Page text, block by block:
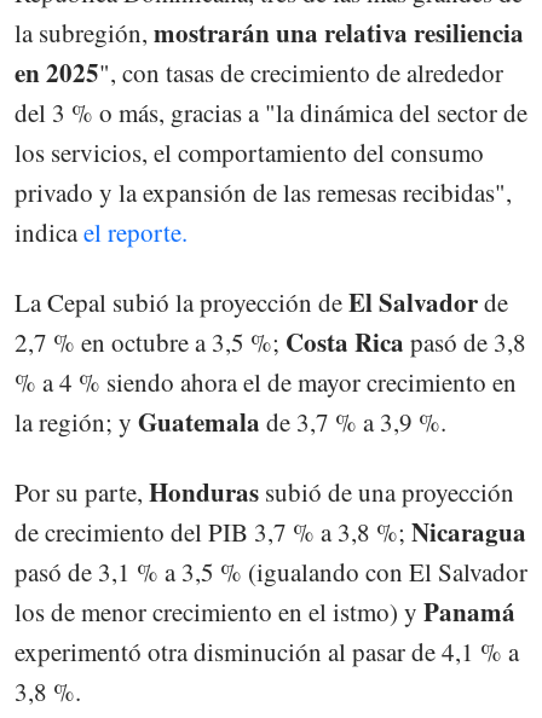
la subregión, mostrarán una relativa resiliencia
en 2025", con tasas de crecimiento de alrededor
del 3 % o más, gracias a "la dinámica del sector de
los servicios, el comportamiento del consumo
privado y la expansión de las remesas recibidas",
indicael reporte.
La Cepal subió la proyección deEl Salvadorde
2,7 % en octubre a 3,5 %; Costa Rica pasó de 3,8
% a 4 % siendo ahora el de mayor crecimiento en
la región; y Guatemala de 3,7 % a 3,9 %.
Por su parte, Honduras subió de una proyección
de crecimiento del PIB 3,7 % a 3,8 %; Nicaragua
pasó de 3,1 % a 3,5 % (igualando con El Salvador
los de menor crecimiento en el istmo) y Panamá
experimentó otra disminución al pasar de 4,1 % a
3,8 %.